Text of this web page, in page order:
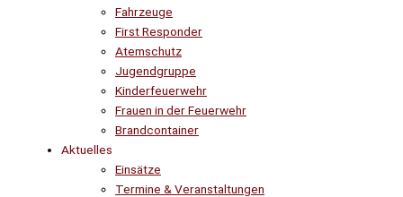
Fahrzeuge
First Responder
Atemschutz
Jugendgruppe
Kinderfeuerwehr
Frauen in der Feuerwehr
Brandcontainer
Aktuelles
Einsätze
Termine & Veranstaltungen